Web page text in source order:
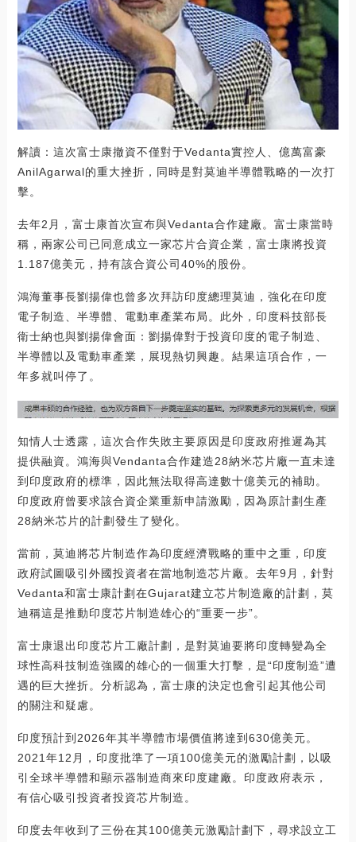
解讀：這次富士康撤資不僅對于Vedanta實控人、億萬富豪
AnilAgarwal的重大挫折，同時是對莫迪半導體戰略的一次打
擊。
去年2月，富士康首次宣布與Vedanta合作建廠。富士康當時
稱，兩家公司已同意成立一家芯片合資企業，富士康將投資
1.187億美元，持有該合資公司40%的股份。
鴻海董事長劉揚偉也曾多次拜訪印度總理莫迪，強化在印度
電子制造、半導體、電動車產業布局。此外，印度科技部長
衛士納也與劉揚偉會面：劉揚偉對于投資印度的電子制造、
半導體以及電動車產業，展現熱切興趣。結果這項合作，一
年多就叫停了。
知情人士透露，這次合作失敗主要原因是印度政府推遲為其
提供融資。鴻海與Vendanta合作建造28納米芯片廠一直未達
到印度政府的標準，因此無法取得高達數十億美元的補助。
印度政府曾要求該合資企業重新申請激勵，因為原計劃生產
28納米芯片的計劃發生了變化。
當前，莫迪將芯片制造作為印度經濟戰略的重中之重，印度
政府試圖吸引外國投資者在當地制造芯片廠。去年9月，針對
Vedanta和富士康計劃在Gujarat建立芯片制造廠的計劃，莫
迪稱這是推動印度芯片制造雄心的“重要一步”。
富士康退出印度芯片工廠計劃，是對莫迪要將印度轉變為全
球性高科技制造強國的雄心的一個重大打擊，是“印度制造”遭
遇的巨大挫折。分析認為，富士康的決定也會引起其他公司
的關注和疑慮。
印度預計到2026年其半導體市場價值將達到630億美元。
2021年12月，印度批準了一項100億美元的激勵計劃，以吸
引全球半導體和顯示器制造商來印度建廠。印度政府表示，
有信心吸引投資者投資芯片制造。
印度去年收到了三份在其100億美元激勵計劃下，尋求設立工